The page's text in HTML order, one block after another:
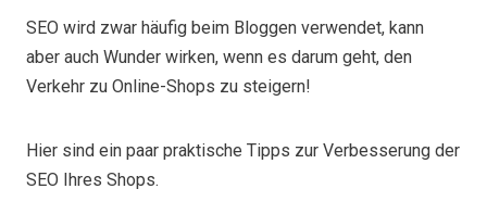
SEO wird zwar häufig beim Bloggen verwendet, kann
aber auch Wunder wirken, wenn es darum geht, den
Verkehr zu Online-Shops zu steigern!
Hier sind ein paar praktische Tipps zur Verbesserung der
SEO Ihres Shops.